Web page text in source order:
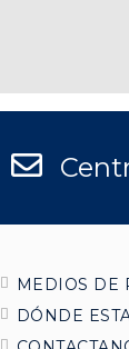
MEDIOS DE
DÓNDE